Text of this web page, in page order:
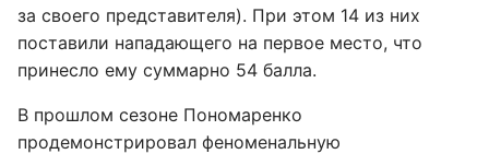
за своего представителя). При этом 14 из них
поставили нападающего на первое место, что
принесло ему суммарно 54 балла.
В прошлом сезоне Пономаренко
продемонстрировал феноменальную